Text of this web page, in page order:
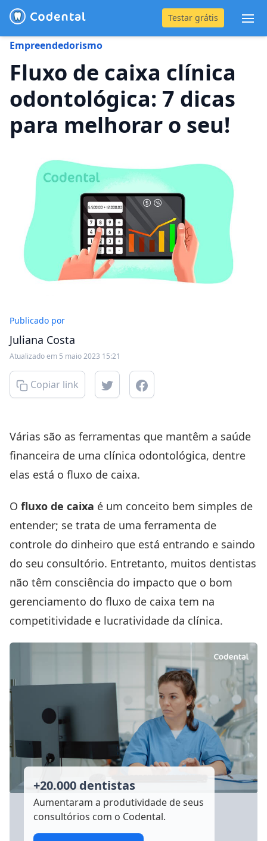
Testar grátis
(31) 4042-0882
Blog
Recursos
Entrar
Empreendedorismo
Fluxo de caixa clínica
odontológica: 7 dicas
para melhorar o seu!
Publicado por
Juliana Costa
Atualizado em 5 maio 2023 15:21
Copiar link
Várias são as ferramentas que mantêm a saúde
financeira de uma clínica odontológica, dentre
elas está o fluxo de caixa.
O fluxo de caixa é um conceito bem simples de
entender; se trata de uma ferramenta de
controle do dinheiro que está entrando e saindo
do seu consultório. Entretanto, muitos dentistas
não têm consciência do impacto que o bom
gerenciamento do fluxo de caixa tem na
competitividade e lucratividade da clínica.
+20.000 dentistas
Aumentaram a produtividade de seus
consultórios com o Codental.